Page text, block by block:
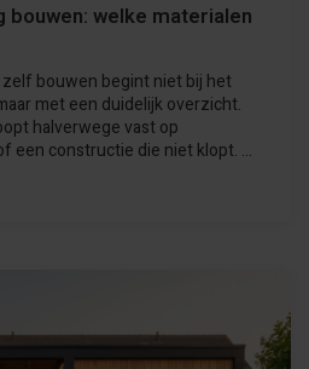
bouwen: welke materialen
bouwen begint niet bij het
met een duidelijk overzicht.
halverwege vast op
een constructie die niet klopt. ...